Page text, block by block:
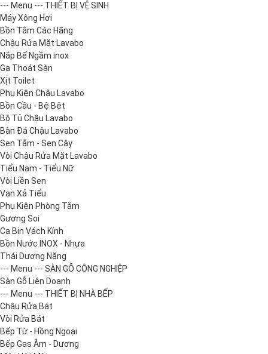
--- Menu --- THIẾT BỊ VỆ SINH
Máy Xông Hơi
Bồn Tắm Các Hãng
Chậu Rửa Mặt Lavabo
Nắp Bể Ngầm inox
Ga Thoát Sàn
Xịt Toilet
Phụ Kiện Chậu Lavabo
Bồn Cầu - Bệ Bệt
Bộ Tủ Chậu Lavabo
Bàn Đá Chậu Lavabo
Sen Tắm - Sen Cây
Vòi Chậu Rửa Mặt Lavabo
Tiểu Nam - Tiểu Nữ
Vòi Liền Sen
Van Xả Tiểu
Phụ Kiện Phòng Tắm
Gương Soi
Ca Bin Vách Kính
Bồn Nước INOX - Nhựa
Thái Dương Năng
--- Menu --- SÀN GỖ CÔNG NGHIỆP
Sàn Gỗ Liên Doanh
--- Menu --- THIẾT BỊ NHÀ BẾP
Chậu Rửa Bát
Vòi Rửa Bát
Bếp Từ - Hồng Ngoại
Bếp Gas Âm - Dương